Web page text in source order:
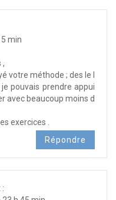
min
,
exercices .
Répondre
: